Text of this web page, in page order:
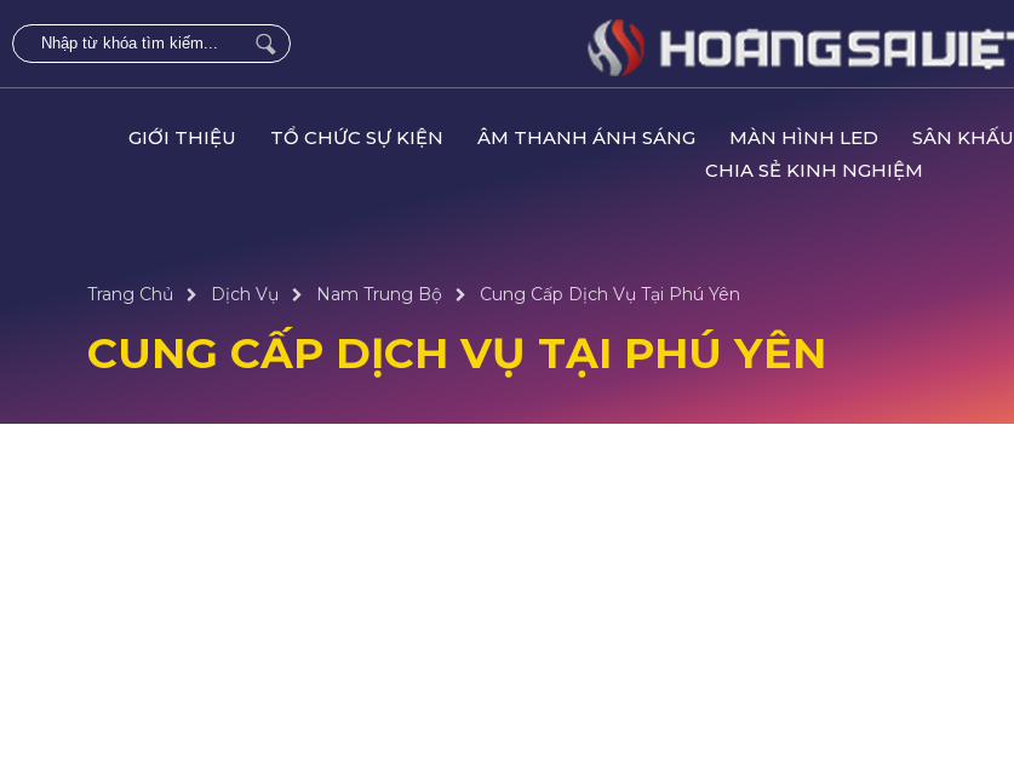
GIỚI THIỆU TỔ CHỨC SỰ KIỆN ÂM THANH ÁNH SÁNG MÀN HÌNH LED SÂN KHẤU
CHIA SẺ KINH NGHIỆM
Trang Chủ Dịch Vụ Nam Trung Bộ Cung Cấp Dịch Vụ Tại Phú Yên
CUNG CẤP DỊCH VỤ TẠI PHÚ YÊN